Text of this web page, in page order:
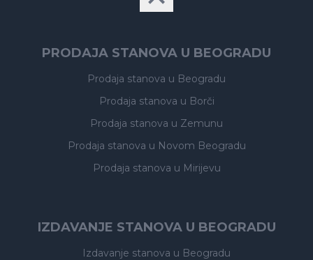
PRODAJA STANOVA U BEOGRADU
Prodaja stanova u Beogradu
Prodaja stanova u Borči
Prodaja stanova u Zemunu
Prodaja stanova u Novom Beogradu
Prodaja stanova u Mirijevu
IZDAVANJE STANOVA U BEOGRADU
Izdavanje stanova u Beogradu